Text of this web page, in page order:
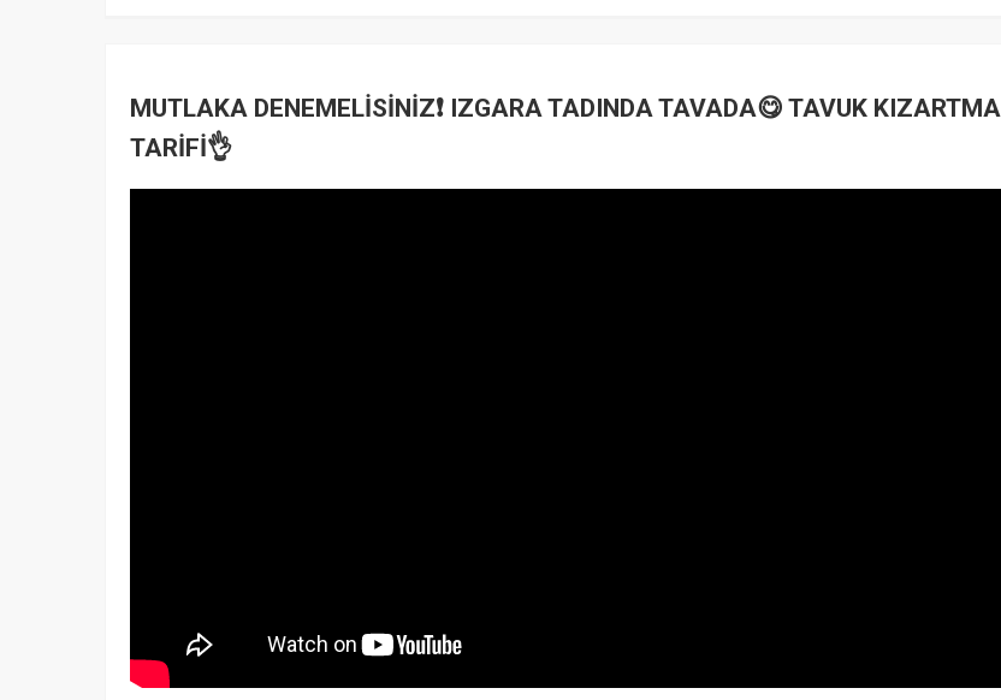
MUTLAKA DENEMELİSİNİZ❗️ IZGARA TADINDA TAVADA😋 TAVUK KIZARTMA
TARİFİ👌